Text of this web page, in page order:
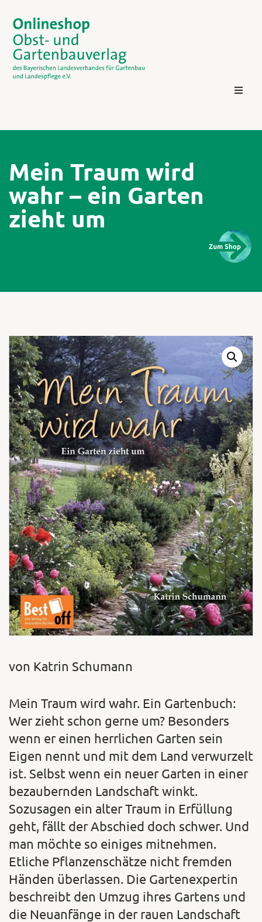
Login
Zum
Mein Traum wird
wahr – ein Garten
zieht um
von Katrin Schumann
Mein Traum wird wahr. Ein Gartenbuch:
Wer zieht schon gerne um? Besonders
wenn er einen herrlichen Garten sein
Eigen nennt und mit dem Land verwurzelt
ist. Selbst wenn ein neuer Garten in einer
bezaubernden Landschaft winkt.
Sozusagen ein alter Traum in Erfüllung
geht, fällt der Abschied doch schwer. Und
man möchte so einiges mitnehmen.
Etliche Pflanzenschätze nicht fremden
Händen überlassen. Die Gartenexpertin
beschreibt den Umzug ihres Gartens und
die Neuanfänge in der rauen Landschaft